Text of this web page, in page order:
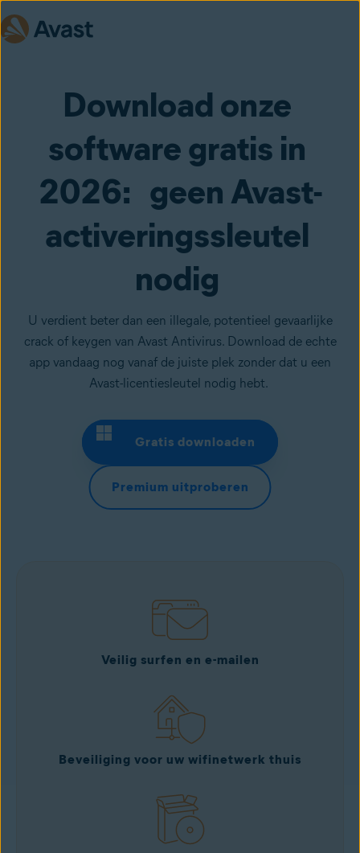
Download onze
software gratis in
2026:   geen Avast-
activeringssleutel
nodig
U verdient beter dan een illegale, potentieel gevaarlijke
crack of keygen van Avast Antivirus. Download de echte
app vandaag nog vanaf de juiste plek zonder dat u een
Avast-licentiesleutel nodig hebt.
Gratis downloaden
Premium uitproberen
Veilig surfen en e-mailen
Beveiliging voor uw wifinetwerk thuis